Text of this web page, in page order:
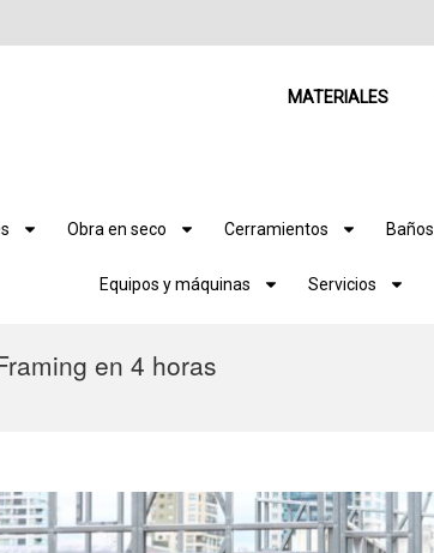
MATERIALES
Obra en seco Cerramientos Baños
Equipos y máquinas Servicios
en 4 horas